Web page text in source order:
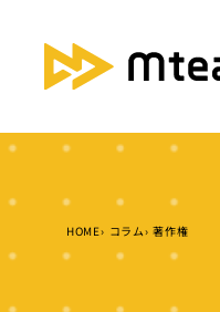
HOME コラム 著作権